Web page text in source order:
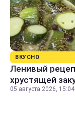
ВКУСНО
Ленивый
хрустящей
05 августа 2026, 15:04